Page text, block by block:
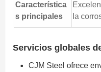
Característica
s principales
la
Servicios globales
CJM Steel ofrece